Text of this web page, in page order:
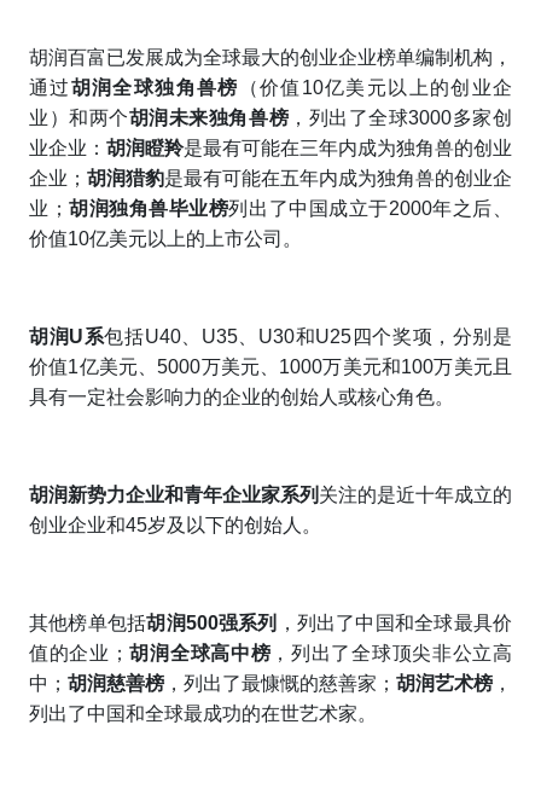
胡润百富已发展成为全球最大的创业企业榜单编制机构，
通过胡润全球独角兽榜 （价值10亿美元以上的创业企
业）和两个胡润未来独角兽榜 ，列出了全球3000多家创
业企业： 胡润瞪羚是最有可能在三年内成为独角兽的创业
企业； 胡润猎豹是最有可能在五年内成为独角兽的创业企
业； 胡润独角兽毕业榜列出了中国成立于2000年之后、
价值10亿美元以上的上市公司。
胡润U系包括U40、U35、U30和U25四个奖项，分别是
价值1亿美元、5000万美元、1000万美元和100万美元且
具有一定社会影响力的企业的创始人或核心角色。
胡润新势力企业和青年企业家系列 关注的是近十年成立的
创业企业和45岁及以下的创始人。
其他榜单包括胡润500强系列
，列出了中国和全球最具价
值的企业； 胡润全球高中榜 ，列出了全球顶尖非公立高
中； 胡润慈善榜 ，列出了最慷慨的慈善家； 胡润艺术榜 ，
列出了中国和全球最成功的在世艺术家。